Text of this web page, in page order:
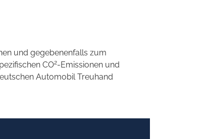
und gegebenenfalls zum
CO2-Emissionen und
Automobil Treuhand